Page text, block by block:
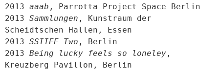
2013 aaab , Parrotta Project Space Berlin
2013 Sammlungen , Kunstraum der
Scheidtschen Hallen, Essen
2013 SSIIEE Two , Berlin
2013 Being lucky feels so loneley ,
Kreuzberg Pavillon, Berlin